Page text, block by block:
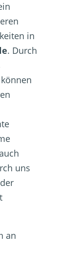
in
. Durch
uns
an